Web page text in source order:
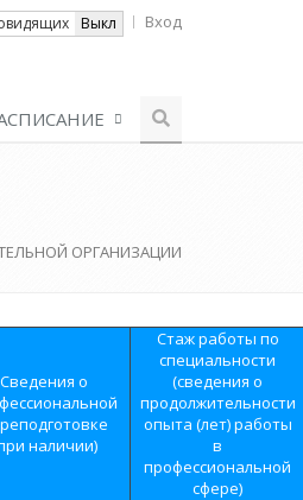
Выкл Вход
ОРГАНИЗАЦИИ
Сведения о
наличии)
Стаж работы по
специальности
(сведения о
продолжительности
опыта (лет) работы
в
профессиональной
сфере)